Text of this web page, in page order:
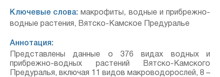
Ключевые слова: макрофиты, водные и прибрежно-
водные растения, Вятско-Камское Предуралье
Аннотация:
Представлены данные о 376 видах водных и
прибрежно-водных растений Вятско-Камского
Предуралья, включая 11 видов макроводорослей, 8 –